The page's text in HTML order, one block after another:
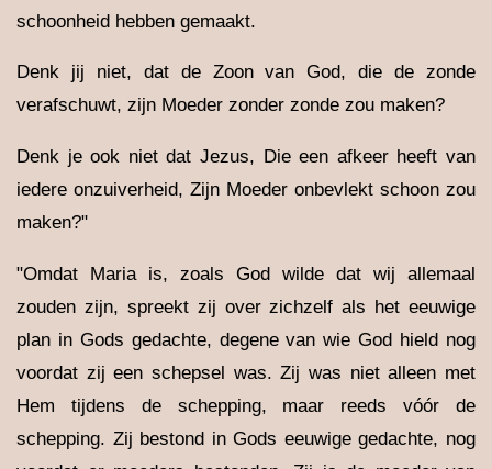
schoonheid hebben gemaakt.
Denk jij niet, dat de Zoon van God, die de zonde
verafschuwt, zijn Moeder zonder zonde zou maken?
Denk je ook niet dat Jezus, Die een afkeer heeft van
iedere onzuiverheid, Zijn Moeder onbevlekt schoon zou
maken?"
"Omdat Maria is, zoals God wilde dat wij allemaal
zouden zijn, spreekt zij over zichzelf als het eeuwige
plan in Gods gedachte, degene van wie God hield nog
voordat zij een schepsel was. Zij was niet alleen met
Hem tijdens de schepping, maar reeds vóór de
schepping. Zij bestond in Gods eeuwige gedachte, nog